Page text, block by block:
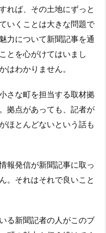
れば、その土地にずっと
いくことは大きな問題で
力について新聞記事を通
とを心がけてはいまし
はわかりません。
さな町を担当する取材拠
拠点があっても、記者が
ほとんどないという話も
報発信が新聞記事に取っ
。それはそれで良いこと
る新聞記者の人がこのブ